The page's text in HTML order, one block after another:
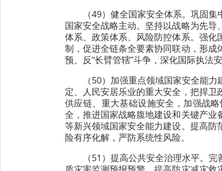
（49）健全国家安全体系。巩固
国家安全战略主动。坚持以战略为先
体系、政策体系、风险防控体系。强
制，促进全链条全要素协同联动，形
预、反“长臂管辖”斗争，深化国际执法
（50）加强重点领域国家安全能
定、人民安居乐业的重大安全，把捍
供应链、重大基础设施安全，加强战
全，推进国家战略腹地建设和关键产
等新兴领域国家安全能力建设。提高
险有序化解，严防系统性风险。
（51）提高公共安全治理水平。